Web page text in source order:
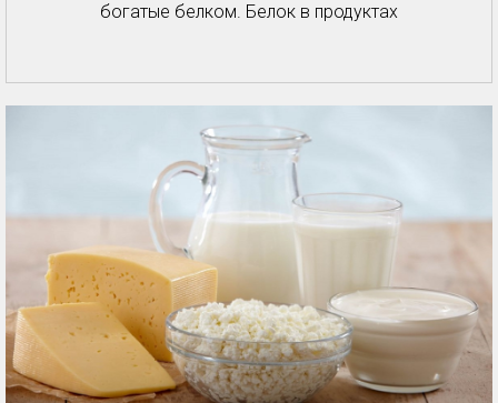
богатые белком. Белок в продуктах